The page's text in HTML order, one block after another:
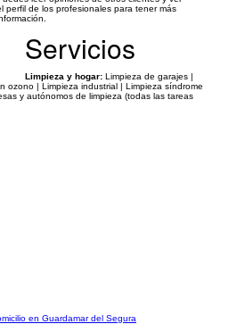
perfil de los profesionales para tener más
Servicios
Limpieza y hogar: Limpieza de garajes |
ozono | Limpieza industrial | Limpieza síndrome
y autónomos de limpieza (todas las tareas
en Guardamar del Segura